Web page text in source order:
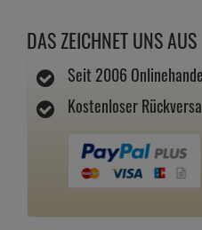
DAS ZEICHNET UNS AUS
Seit 2006
Kostenloser